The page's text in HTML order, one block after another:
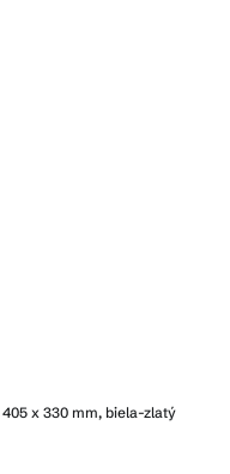
x 330 mm, biela-zlatý